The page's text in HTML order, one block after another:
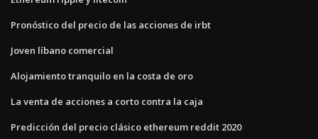
Pronóstico del precio de las acciones de irbt
Joven líbano comercial
Alojamiento tranquilo en la costa de oro
La venta de acciones a corto contra la caja
Predicción del precio clásico ethereum reddit 2020